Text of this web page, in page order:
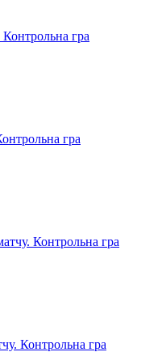
гра
гра
Контрольна гра
Контрольна гра